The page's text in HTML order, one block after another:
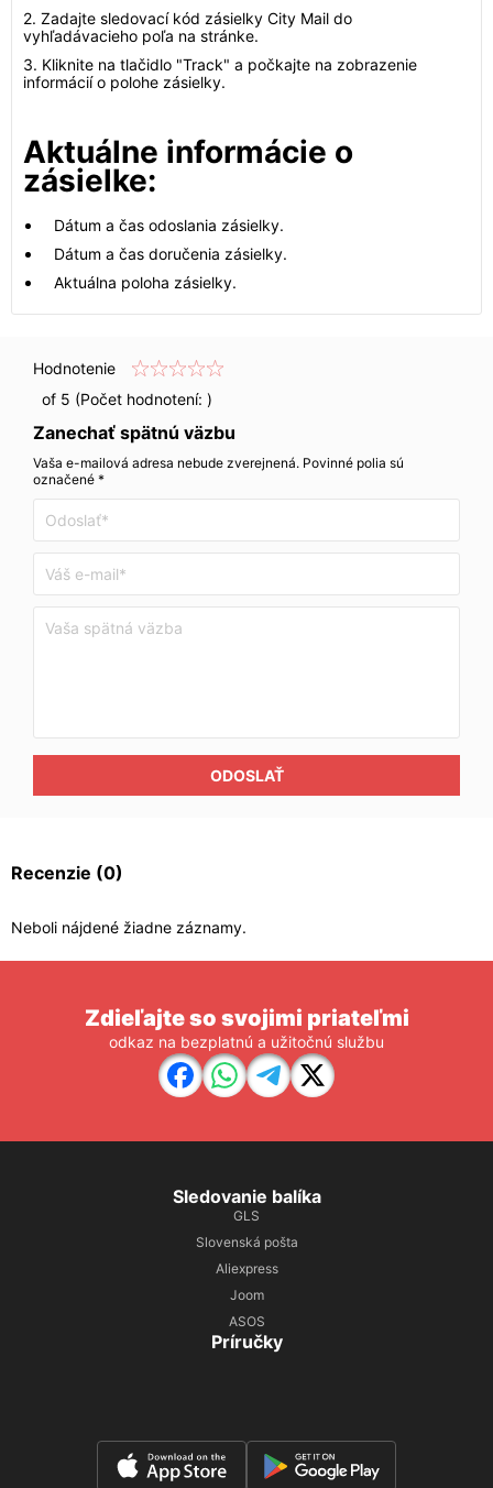
2. Zadajte sledovací kód zásielky City Mail do
vyhľadávacieho poľa na stránke.
3. Kliknite na tlačidlo "Track" a počkajte na zobrazenie
informácií o polohe zásielky.
Aktuálne informácie o
zásielke:
Dátum a čas odoslania zásielky.
Dátum a čas doručenia zásielky.
Aktuálna poloha zásielky.
Hodnotenie
of 5 (Počet hodnotení: )
Zanechať spätnú väzbu
Vaša e-mailová adresa nebude zverejnená. Povinné polia sú
označené *
ODOSLAŤ
Recenzie (0)
Neboli nájdené žiadne záznamy.
Zdieľajte so svojimi priateľmi
odkaz na bezplatnú a užitočnú službu
Sledovanie balíka
GLS
Slovenská pošta
Aliexpress
Joom
ASOS
Príručky